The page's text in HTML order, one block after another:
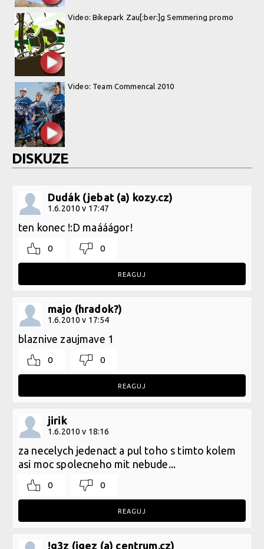
Video: Bikepark Zau[:ber:]g Semmering promo
Video: Team Commencal 2010
DISKUZE
Dudák (jebat (a) kozy.cz)
1.6.2010 v 17:47
ten konec !:D maááágor!
0 0
REAGUJ
majo (hradok?)
1.6.2010 v 17:54
blaznive zaujmave 1
0 0
REAGUJ
jirik
1.6.2010 v 18:16
za necelych jedenact a pul toho s timto kolem
asi moc spolecneho mit nebude...
0 0
REAGUJ
!g3z (igez (a) centrum.cz)